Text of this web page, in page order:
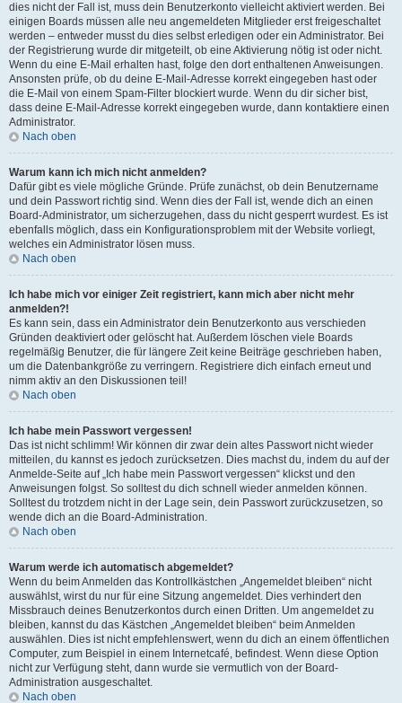
dies nicht der Fall ist, muss dein Benutzerkonto vielleicht aktiviert werden. Bei
einigen Boards müssen alle neu angemeldeten Mitglieder erst freigeschaltet
werden – entweder musst du dies selbst erledigen oder ein Administrator. Bei
der Registrierung wurde dir mitgeteilt, ob eine Aktivierung nötig ist oder nicht.
Wenn du eine E-Mail erhalten hast, folge den dort enthaltenen Anweisungen.
Ansonsten prüfe, ob du deine E-Mail-Adresse korrekt eingegeben hast oder
die E-Mail von einem Spam-Filter blockiert wurde. Wenn du dir sicher bist,
dass deine E-Mail-Adresse korrekt eingegeben wurde, dann kontaktiere einen
Administrator.
Nach oben
Warum kann ich mich nicht anmelden?
Dafür gibt es viele mögliche Gründe. Prüfe zunächst, ob dein Benutzername
und dein Passwort richtig sind. Wenn dies der Fall ist, wende dich an einen
Board-Administrator, um sicherzugehen, dass du nicht gesperrt wurdest. Es ist
ebenfalls möglich, dass ein Konfigurationsproblem mit der Website vorliegt,
welches ein Administrator lösen muss.
Nach oben
Ich habe mich vor einiger Zeit registriert, kann mich aber nicht mehr
anmelden?!
Es kann sein, dass ein Administrator dein Benutzerkonto aus verschieden
Gründen deaktiviert oder gelöscht hat. Außerdem löschen viele Boards
regelmäßig Benutzer, die für längere Zeit keine Beiträge geschrieben haben,
um die Datenbankgröße zu verringern. Registriere dich einfach erneut und
nimm aktiv an den Diskussionen teil!
Nach oben
Ich habe mein Passwort vergessen!
Das ist nicht schlimm! Wir können dir zwar dein altes Passwort nicht wieder
mitteilen, du kannst es jedoch zurücksetzen. Dies machst du, indem du auf der
Anmelde-Seite auf „Ich habe mein Passwort vergessen“ klickst und den
Anweisungen folgst. So solltest du dich schnell wieder anmelden können.
Solltest du trotzdem nicht in der Lage sein, dein Passwort zurückzusetzen, so
wende dich an die Board-Administration.
Nach oben
Warum werde ich automatisch abgemeldet?
Wenn du beim Anmelden das Kontrollkästchen „Angemeldet bleiben“ nicht
auswählst, wirst du nur für eine Sitzung angemeldet. Dies verhindert den
Missbrauch deines Benutzerkontos durch einen Dritten. Um angemeldet zu
bleiben, kannst du das Kästchen „Angemeldet bleiben“ beim Anmelden
auswählen. Dies ist nicht empfehlenswert, wenn du dich an einem öffentlichen
Computer, zum Beispiel in einem Internetcafé, befindest. Wenn diese Option
nicht zur Verfügung steht, dann wurde sie vermutlich von der Board-
Administration ausgeschaltet.
Nach oben